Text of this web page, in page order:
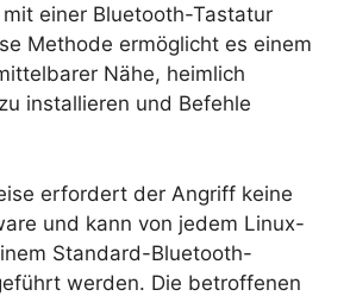
einer Bluetooth-Tastatur
Methode ermöglicht es einem
Nähe, heimlich
installieren und Befehle
erfordert der Angriff keine
und kann von jedem Linux-
Standard-Bluetooth-
werden. Die betroffenen